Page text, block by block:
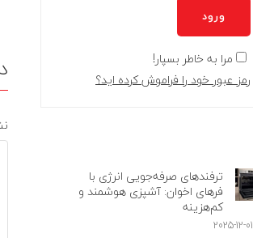
ورود
مرا به خاطر بسپار!
رمز عبور خود را فراموش کرده اید؟
ترفندهای صرفه‌جویی انرژی با
فرهای اخوان: آشپزی هوشمند و
کم‌هزینه
2025-12-01